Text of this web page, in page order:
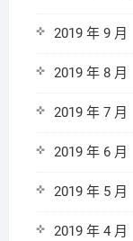
2019 年 9 月
2019 年 8 月
2019 年 7 月
2019 年 6 月
2019 年 5 月
2019 年 4 月